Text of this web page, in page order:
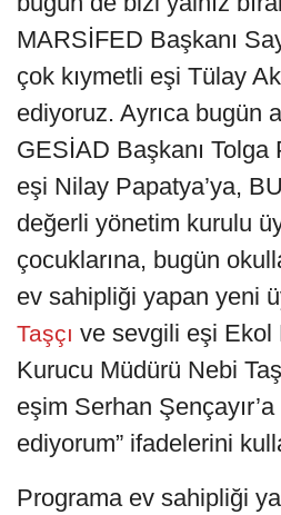
MARSİFED Başkanı
çok kıymetli eşi Tülay
ediyoruz. Ayrıca bugün
GESİAD Başkanı
eşi Nilay Papatya’ya,
değerli yönetim kurulu
çocuklarına, bugün
ev sahipliği yapan yeni
Taşçı ve sevgili eşi Ekol
Kurucu Müdürü Nebi
eşim Serhan
ediyorum” ifadelerini
Programa ev sahipliği